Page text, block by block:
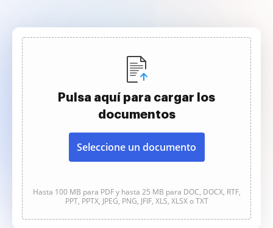
Pulsa aquí para cargar los
documentos
Seleccione un documento
Hasta 100 MB para PDF y hasta 25 MB para DOC, DOCX, RTF,
PPT, PPTX, JPEG, PNG, JFIF, XLS, XLSX o TXT